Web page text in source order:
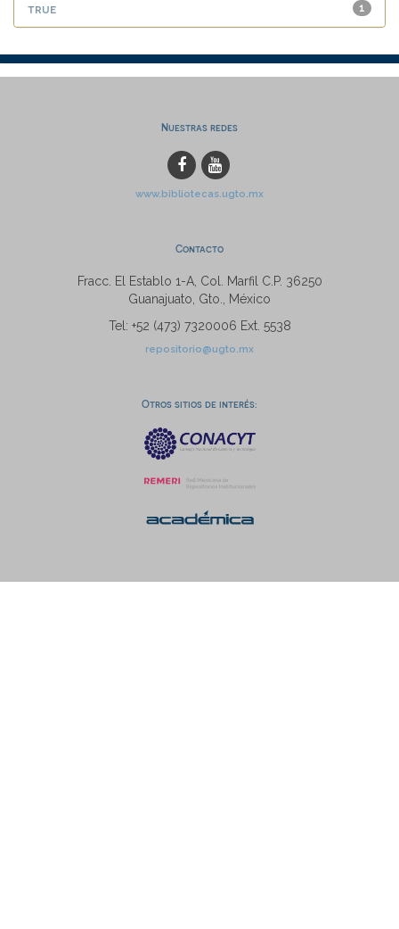
1
true
Nuestras redes
www.bibliotecas.ugto.mx
Contacto
Fracc. El Establo 1-A, Col. Marfil C.P. 36250
Guanajuato, Gto., México
Tel: +52 (473) 7320006 Ext. 5538
repositorio@ugto.mx
Otros sitios de interés: